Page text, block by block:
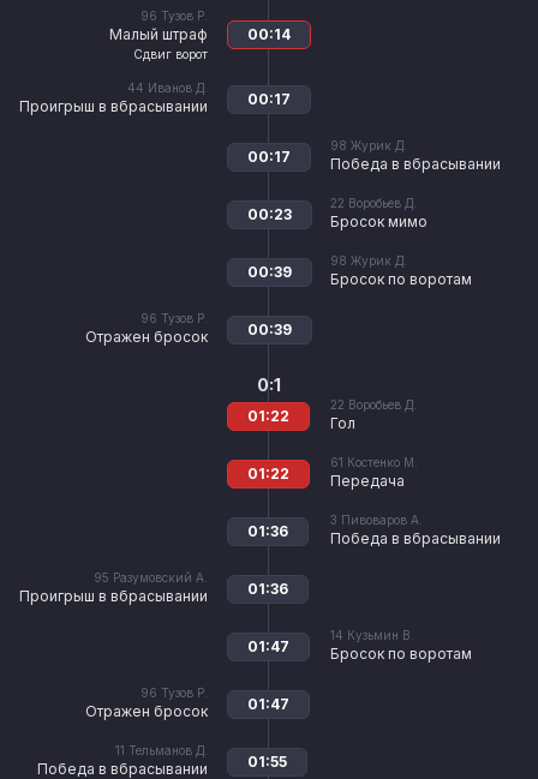
96 Тузов Р.
Малый штраф
Сдвиг ворот
00:14
44 Иванов Д.
Проигрыш в вбрасывании 00:17
98 Журик Д.
Победа в вбрасывании
00:17
22 Воробьев Д.
Бросок мимо
00:23
98 Журик Д.
Бросок по воротам
00:39
96 Тузов Р.
Отражен бросок 00:39
22 Воробьев Д.
Гол
0:1
01:22
61 Костенко М.
Передача
01:22
3 Пивоваров А.
Победа в вбрасывании
01:36
95 Разумовский А.
Проигрыш в вбрасывании 01:36
14 Кузьмин В.
Бросок по воротам
01:47
96 Тузов Р.
Отражен бросок 01:47
11 Тельманов Д.
Победа в вбрасывании 01:55